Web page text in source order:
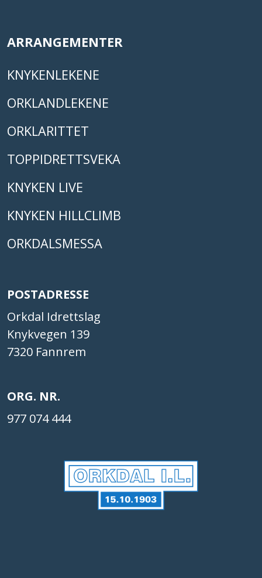
ARRANGEMENTER
KNYKENLEKENE
ORKLANDLEKENE
ORKLARITTET
TOPPIDRETTSVEKA
KNYKEN LIVE
KNYKEN HILLCLIMB
ORKDALSMESSA
POSTADRESSE
Orkdal Idrettslag
Knykvegen 139
7320 Fannrem
ORG. NR.
977 074 444